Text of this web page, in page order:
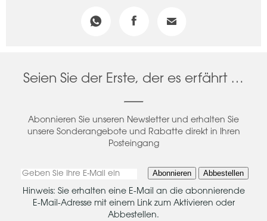
Seien Sie der Erste, der es erfährt …
Abonnieren Sie unseren Newsletter und erhalten Sie
unsere Sonderangebote und Rabatte direkt in Ihren
Posteingang
Abonnieren Abbestellen
Hinweis: Sie erhalten eine E-Mail an die abonnierende
E-Mail-Adresse mit einem Link zum Aktivieren oder
Abbestellen.